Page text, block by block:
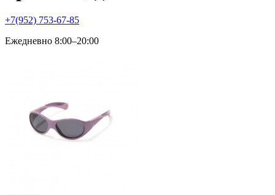
+7(952) 753-67-85
Ежедневно 8:00–20:00